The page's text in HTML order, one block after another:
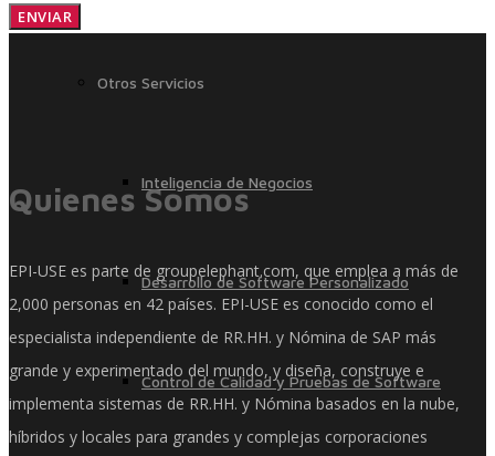
Otros Servicios
Inteligencia de Negocios
Desarrollo de Software Personalizado
Control de Calidad y Pruebas de Software
Quienes Somos
EPI-USE es parte de groupelephant.com, que emplea a más de
2,000 personas en 42 países. EPI-USE es conocido como el
especialista independiente de RR.HH. y Nómina de SAP más
grande y experimentado del mundo, y diseña, construye e
implementa sistemas de RR.HH. y Nómina basados ​​en la nube,
híbridos y locales para grandes y complejas corporaciones